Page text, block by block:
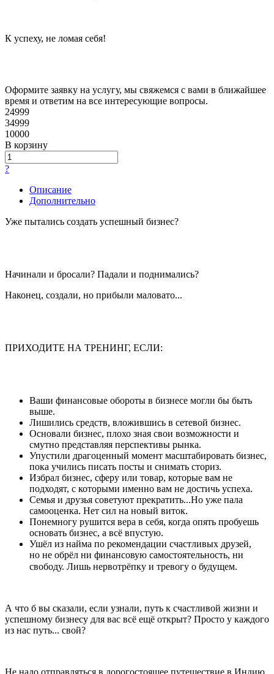
К успеху, не ломая себя!
Оформите заявку на услугу, мы свяжемся с вами в ближайшее
время и ответим на все интересующие вопросы.
24999
34999
10000
В корзину
?
Описание
Дополнительно
Уже пытались создать успешный бизнес?
Начинали и бросали? Падали и поднимались?
Наконец, создали, но прибыли маловато...
ПРИХОДИТЕ НА ТРЕНИНГ, ЕСЛИ:
Ваши финансовые обороты в бизнесе могли бы быть
выше.
Лишились средств, вложившись в сетевой бизнес.
Основали бизнес, плохо зная свои возможности и
смутно представляя перспективы рынка.
Упустили драгоценный момент масштабировать бизнес,
пока учились писать посты и снимать сториз.
Избрал бизнес, сферу или товар, которые вам не
подходят, с которыми именно вам не достичь успеха.
Семья и друзья советуют прекратить...Но уже пала
самооценка. Нет сил на новый виток.
Понемногу рушится вера в себя, когда опять пробуешь
основать бизнес, а всё впустую.
Ушёл из найма по рекомендации счастливых друзей,
но не обрёл ни финансовую самостоятельность, ни
свободу. Лишь нервотрёпку и тревогу о будущем. ⠀
А что б вы сказали, если узнали, путь к счастливой жизни и
успешному бизнесу для вас всё ещё открыт? Просто у каждого
из нас путь... свой?
Не надо отправляться в дорогостоящее путешествие в Индию